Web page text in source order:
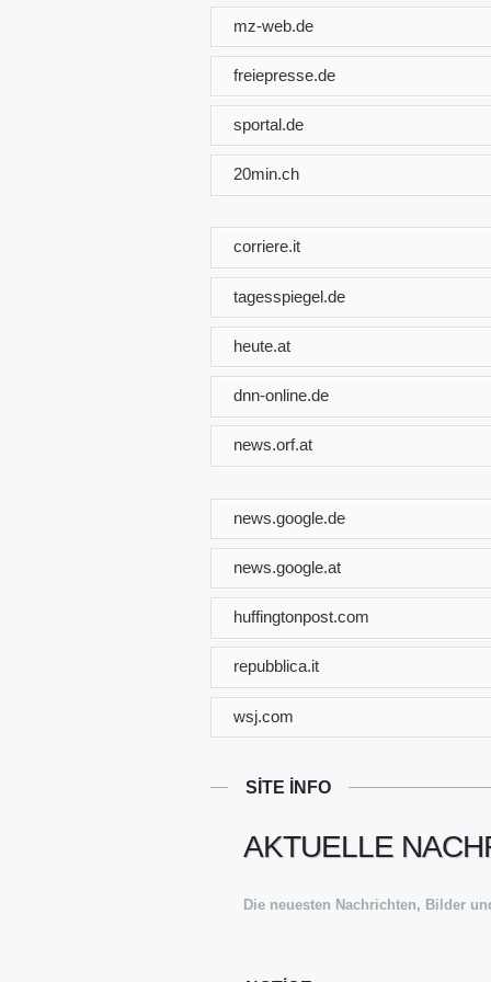
mz-web.de
freiepresse.de
sportal.de
20min.ch
corriere.it
tagesspiegel.de
heute.at
dnn-online.de
news.orf.at
news.google.de
news.google.at
huffingtonpost.com
repubblica.it
wsj.com
SITE INFO
AKTUELLE
Die neuesten Nachrichten, Bilder